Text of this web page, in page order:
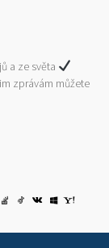
a ze světa
zprávám můžete